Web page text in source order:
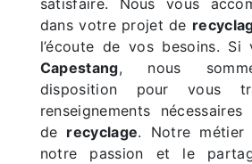
dans votre projet de
l’écoute de vos besoins. Si
Capestang, nous
disposition pour vous
renseignements
de recyclage. Notre
notre passion et le